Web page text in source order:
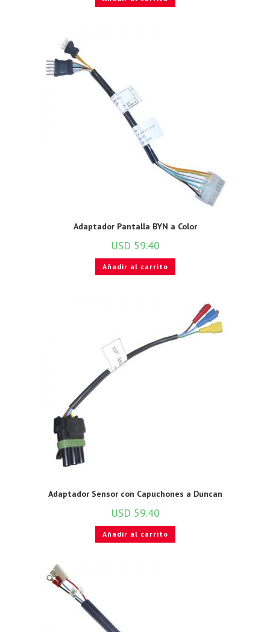
Adaptador Pantalla BYN a Color
USD 59.40
Añadir al carrito
Adaptador Sensor con Capuchones a Duncan
USD 59.40
Añadir al carrito